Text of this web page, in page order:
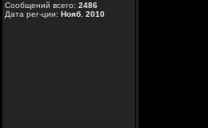
Сообщений всего: 2486
Дата рег-ции: Нояб. 2010